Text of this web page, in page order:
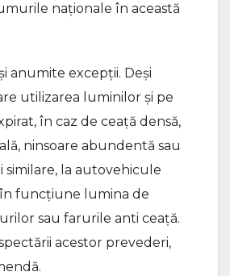
naționale în această
anumite excepții. Deși
utilizarea luminilor și pe
în caz de ceaţă densă,
ninsoare abundentă sau
similare, la autovehicule
funcţiune lumina de
sau farurile anti ceaţă.
acestor prevederi,